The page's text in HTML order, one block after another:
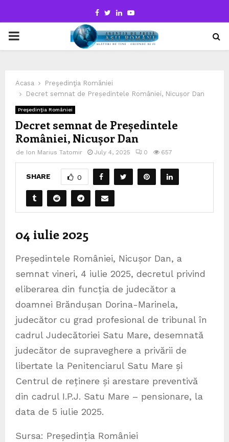
Facebook
TwitterLinkedinYoutube
PRIMARY
Acasa
Preşedinţia României
Decret semnat de Președintele României, Nicușor Dan
Preşedinţia României
Decret semnat de Președintele
României, Nicușor Dan
de Ion Marius Tatomir July 4, 2025 0 657
SHARE 0
04 iulie 2025
Președintele României, Nicușor Dan, a
semnat vineri, 4 iulie 2025, decretul privind
eliberarea din funcția de judecător a
doamnei Brăndușan Dorina-Marinela,
judecător cu grad profesional de tribunal în
cadrul Judecătoriei Satu Mare, desemnată
judecător de supraveghere a privării de
libertate la Penitenciarul Satu Mare și
Centrul de reținere și arestare preventivă
din cadrul I.P.J. Satu Mare – pensionare, la
data de 5 iulie 2025.
Sursa: Președinția României